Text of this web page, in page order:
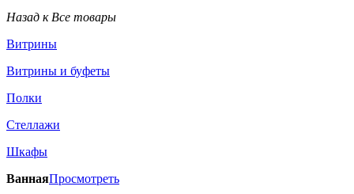
Назад к Все товары
Витрины
Витрины и буфеты
Полки
Стеллажи
Шкафы
ВаннаяПросмотреть